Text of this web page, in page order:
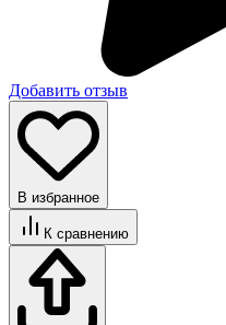
Добавить отзыв
В избранное
К сравнению